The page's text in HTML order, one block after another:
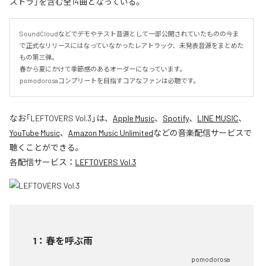
SoundCloudなどでデモやテスト音源として一部公開されていたものの今ま
で正式なリリースにはなっていなかったレアトラック、未発表音源をまとめた
もの第三弾。
春から夏にかけて季節感のあるオーダーになっています。
pomodorosaコンプリートを目指すコアなファンは必聴です。
なお「LEFTOVERS Vol.3 」は、 Apple Music、 Spotify、 LINE MUSIC、
YouTube Music、 Amazon Music Unlimitedなどの音楽配信サービスで
聴くことができる。
各配信サービス： LEFTOVERS Vol.3
1 ： 春を呼ぶ雨
pomodorosa